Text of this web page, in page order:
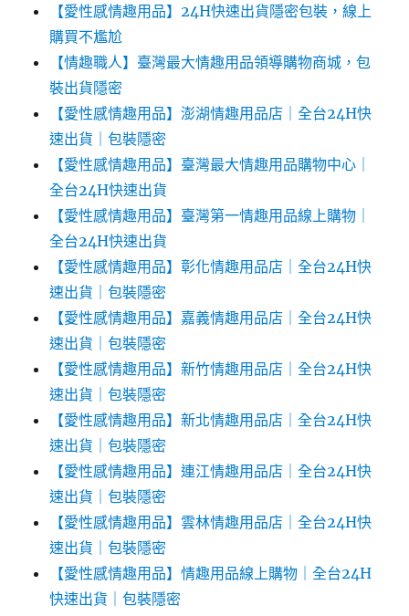
【愛性感情趣用品】24H快速出貨隱密包裝，線上
購買不尷尬‎‎
【情趣職人】臺灣最大情趣用品領導購物商城，包
裝出貨隱密
【愛性感情趣用品】澎湖情趣用品店｜全台24H快
速出貨｜包裝隱密
【愛性感情趣用品】臺灣最大情趣用品購物中心｜
全台24H快速出貨
【愛性感情趣用品】臺灣第一情趣用品線上購物｜
全台24H快速出貨
【愛性感情趣用品】彰化情趣用品店｜全台24H快
速出貨｜包裝隱密
【愛性感情趣用品】嘉義情趣用品店｜全台24H快
速出貨｜包裝隱密
【愛性感情趣用品】新竹情趣用品店｜全台24H快
速出貨｜包裝隱密
【愛性感情趣用品】新北情趣用品店｜全台24H快
速出貨｜包裝隱密
【愛性感情趣用品】連江情趣用品店｜全台24H快
速出貨｜包裝隱密
【愛性感情趣用品】雲林情趣用品店｜全台24H快
速出貨｜包裝隱密
【愛性感情趣用品】情趣用品線上購物｜全台24H
快速出貨｜包裝隱密